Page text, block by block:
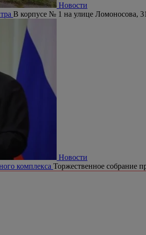
Новости
В корпусе № 1 на улице Ломоносова,
Новости
комплекса Торжественное собрание